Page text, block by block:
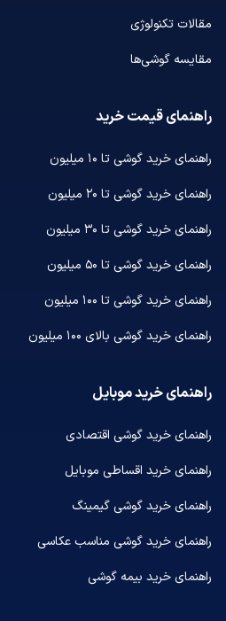
مقالات تکنولوژی
مقایسه گوشی‌ها
راهنمای قیمت خرید
راهنمای خرید گوشی تا ۱۰ میلیون
راهنمای خرید گوشی تا ۲۰ میلیون
راهنمای خرید گوشی تا ۳۰ میلیون
راهنمای خرید گوشی تا ۵۰ میلیون
راهنمای خرید گوشی تا ۱۰۰ میلیون
راهنمای خرید گوشی بالای ۱۰۰ میلیون
راهنمای خرید موبایل
راهنمای خرید گوشی اقتصادی
راهنمای خرید اقساطی موبایل
راهنمای خرید گوشی گیمینگ
راهنمای خرید گوشی مناسب عکاسی
راهنمای خرید بیمه گوشی